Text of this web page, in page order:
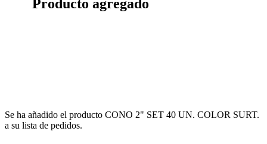
Producto agregado
Se ha añadido el producto CONO 2" SET 40 UN. COLOR SURT.
a su lista de pedidos.